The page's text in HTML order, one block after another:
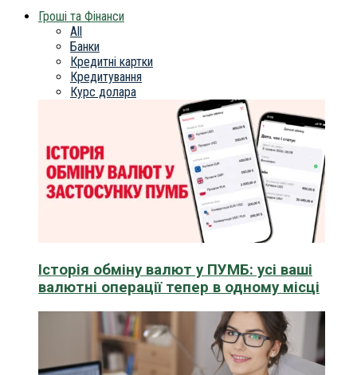
Гроші та Фінанси
All
Банки
Кредитні картки
Кредитування
Курс долара
Історія обміну валют у ПУМБ: усі ваші
валютні операції тепер в одному місці